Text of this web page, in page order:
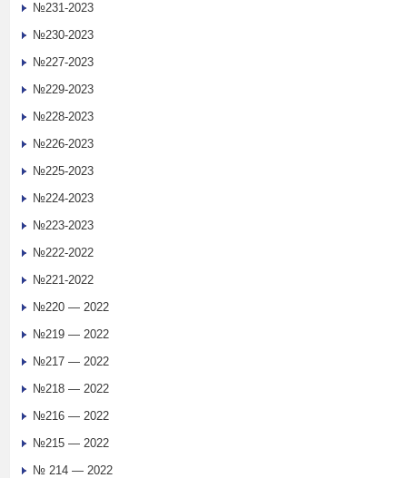
№231-2023
№230-2023
№227-2023
№229-2023
№228-2023
№226-2023
№225-2023
№224-2023
№223-2023
№222-2022
№221-2022
№220 — 2022
№219 — 2022
№217 — 2022
№218 — 2022
№216 — 2022
№215 — 2022
№ 214 — 2022